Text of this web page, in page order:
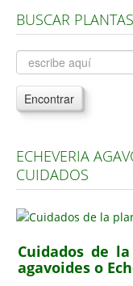
Árboles, Cicas y
Plantas Anuales
Plantas Bulbosas
Plantas de Interior
Plantas
Plantas
Consejos
Hemisferio Norte
Hemisferio Sur
BUSCAR PLANTAS
Encontrar
ECHEVERIA
CUIDADOS
Cuidados de
agavoides o